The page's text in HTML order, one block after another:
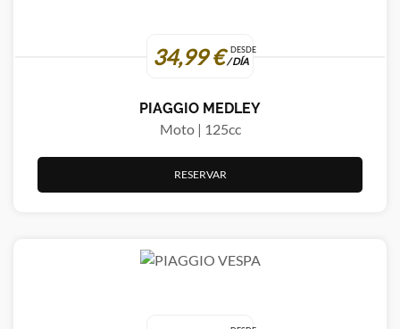
34,99 € DESDE
/ DÍA
PIAGGIO MEDLEY
Moto | 125cc
RESERVAR